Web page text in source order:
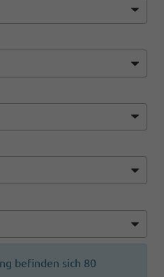
befinden sich 80